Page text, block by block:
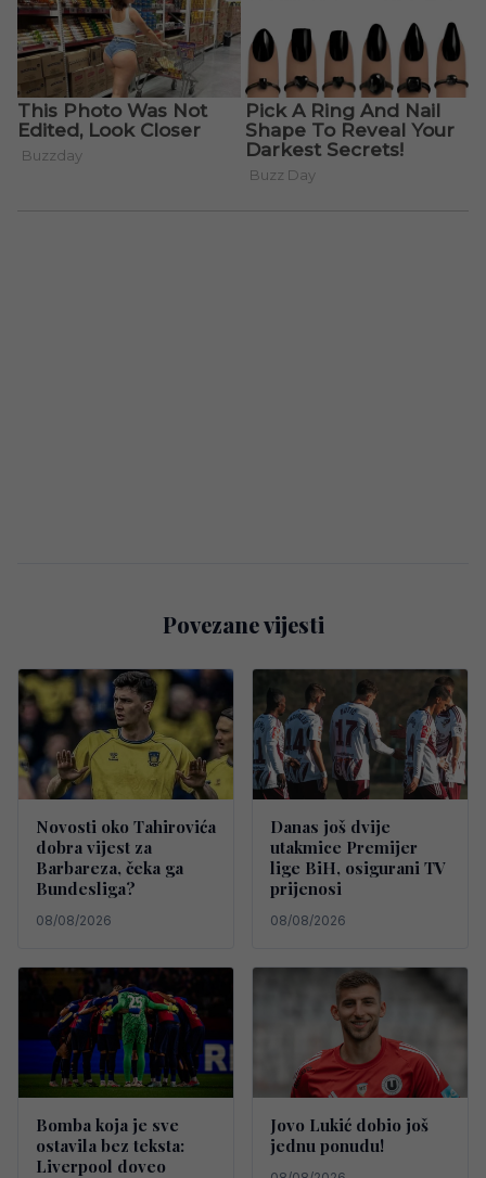
Povezane vijesti
Novosti oko Tahirovića
dobra vijest za
Barbareza, čeka ga
Bundesliga?
08/08/2026
Danas još dvije
utakmice Premijer
lige BiH, osigurani TV
prijenosi
08/08/2026
Bomba koja je sve
ostavila bez teksta:
Liverpool doveo
Jovo Lukić dobio još
jednu ponudu!